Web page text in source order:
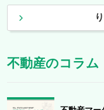
不動産のコラム